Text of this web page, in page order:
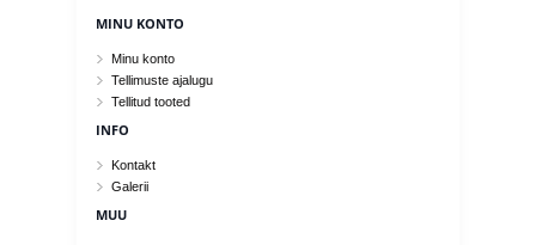
MINU KONTO
Minu konto
Tellimuste ajalugu
Tellitud tooted
INFO
Kontakt
Galerii
MUU